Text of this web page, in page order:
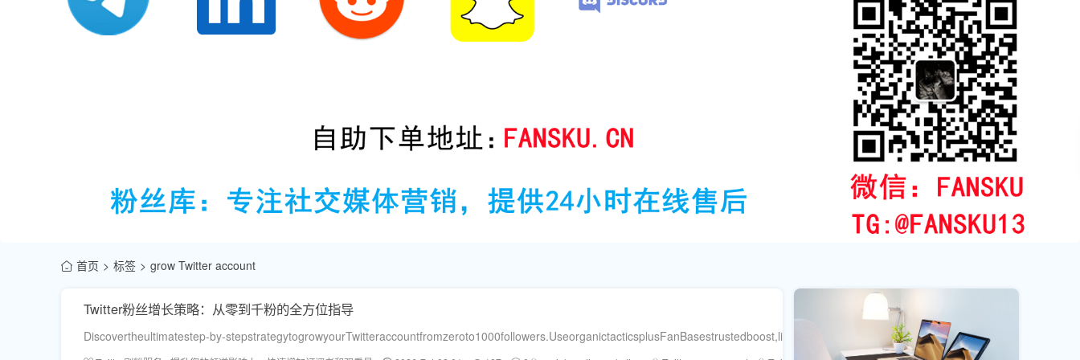
首页 标签 grow Twitter account
Twitter粉丝增长策略：从零到千粉的全方位指导
Discovertheultimatestep-by-stepstrategytogrowyourTwitteraccountfromzeroto1000followers.UseorganictacticsplusFanBasestrustedboost,like,andcommentservicesforrapidresults.